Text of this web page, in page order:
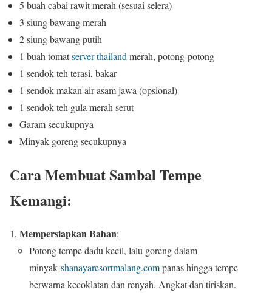
5 buah cabai rawit merah (sesuai selera)
3 siung bawang merah
2 siung bawang putih
1 buah tomatserver thailand merah, potong-potong
1 sendok teh terasi, bakar
1 sendok makan air asam jawa (opsional)
1 sendok teh gula merah serut
Garam secukupnya
Minyak goreng secukupnya
Cara Membuat Sambal Tempe
Kemangi:
Mempersiapkan Bahan:
Potong tempe dadu kecil, lalu goreng dalam
minyak shanayaresortmalang.companas hingga tempe
berwarna kecoklatan dan renyah. Angkat dan tiriskan.